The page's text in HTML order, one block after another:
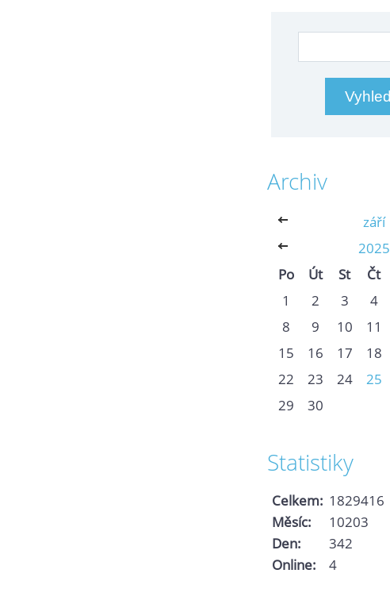
Archiv
<< září
<<
2025
Po
Út St Čt
1
2 3 4
8
9 10 11
15
16 17 18
22
23 24 25
29
30
Statistiky
Online: 4
Celkem: 1829416
Měsíc:
10203
Den:
342